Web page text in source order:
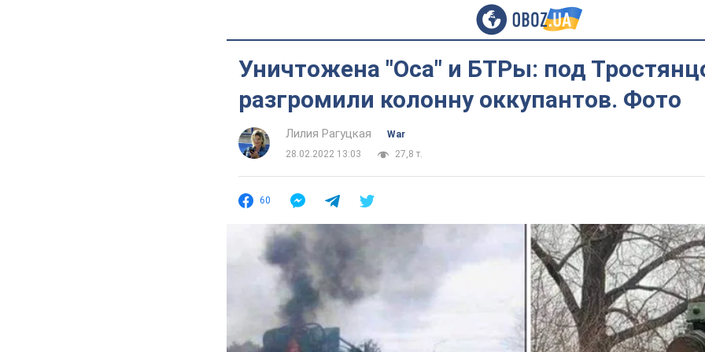
Уничтожена "Оса" и БТРы: под
разгромили колонну оккупантов. Фото
Лилия Рагуцкая
War
28.02.2022 13:03
27,8 т.
60